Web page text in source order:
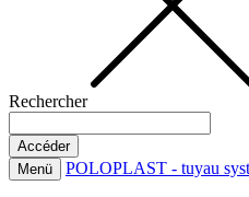
Rechercher
Menü POLOPLAST - tuyau